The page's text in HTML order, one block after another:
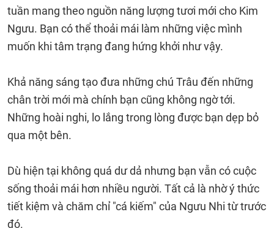
tuần mang theo nguồn năng lượng tươi mới cho Kim
Ngưu. Bạn có thể thoải mái làm những việc mình
muốn khi tâm trạng đang hứng khởi như vậy.
Khả năng sáng tạo đưa những chú Trâu đến những
chân trời mới mà chính bạn cũng không ngờ tới.
Những hoài nghi, lo lắng trong lòng được bạn dẹp bỏ
qua một bên.
Dù hiện tại không quá dư dả nhưng bạn vẫn có cuộc
sống thoải mái hơn nhiều người. Tất cả là nhờ ý thức
tiết kiệm và chăm chỉ "cá kiếm" của Ngưu Nhi từ trước
đó.